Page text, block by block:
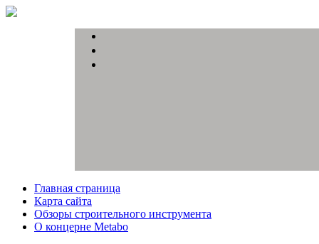
Главная страница
Карта сайта
Обзоры строительного инструмента
О концерне Metabo